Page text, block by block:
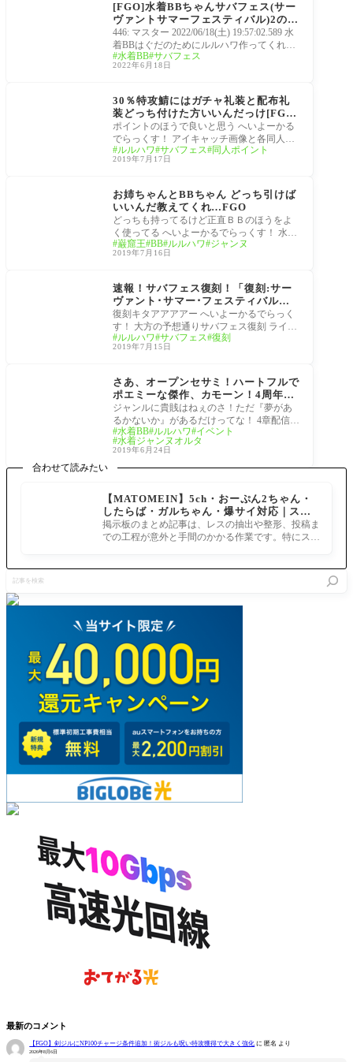
[FGO]水着BBちゃんサバフェス(サー
ヴァントサマーフェスティバル)2の匂
わせ？「いずれルルハワに替わる新イ
ベントとか開きたいし…」
446: マスター 2022/06/18(土) 19:57:02.589 水
着BBはぐだのためにルルハワ作ってくれる
くらいラブだから 汚い泣き顔のほうのBBち
ゃんは知ら
水着BB サバフェス
2022年6月18日
30％特攻鯖にはガチャ礼装と配布礼
装どっち付けた方いいんだっけ[FG
O・ルルハワ・サバ★フェス]
ポイントのほうで良いと思う へいよーかる
でらっくす！ アイキャッチ画像と各同人誌
礼装が配布で同人ポイントアップ これらが
ガチ
ルルハワ サバフェス 同人ポイント
2019年7月17日
お姉ちゃんとBBちゃん どっち引けば
いいんだ教えてくれ…FGO
どっちも持ってるけど正直ＢＢのほうをよ
く使ってる へいよーかるでらっくす！ 水着
BBのスキル、カード固定唯一なスキルなの
でハ
巌窟王 BB ルルハワ ジャンヌ
2019年7月16日
速報！サバフェス復刻！「復刻:サー
ヴァント･サマー･フェスティバル！
ライト版」
復刻キタアアアアー へいよーかるでらっく
す！ 大方の予想通りサバフェス復刻 ライト
版と銘打ってはいるものの獲得イベントポ
イン
ルルハワ サバフェス 復刻
2019年7月15日
さあ、オープンセサミ！ハートフルで
ポエミーな傑作、カモーン！4周年ま
でに何が来る？[FGO]あのイベントが
有力か！ 最後尾はこちらです→
ジャンルに貴賎はねぇのさ！ただ『夢があ
るかないか』があるだけってな！ 4章配信か
ら10日、4周年までは間がある へいよーかる
でら
水着BB ルルハワ イベント
水着ジャンヌオルタ
2019年6月24日
合わせて読みたい
【MATOMEIN】5ch・おーぷん2ちゃん・
したらば・ガルちゃん・爆サイ対応｜スマ
ホでまとめ記事を作れるアプリ FGOのまと
め記事ができるまで
掲示板のまとめ記事は、レスの抽出や整形、投稿ま
での工程が意外と手間のかかる作業です。特にスマ
を
検
最新のコメント
【FGO】剣ジルにNP100チャージ条件追加！術ジルも呪い特攻獲得で大きく強化 に 匿名 より
2026年8月6日